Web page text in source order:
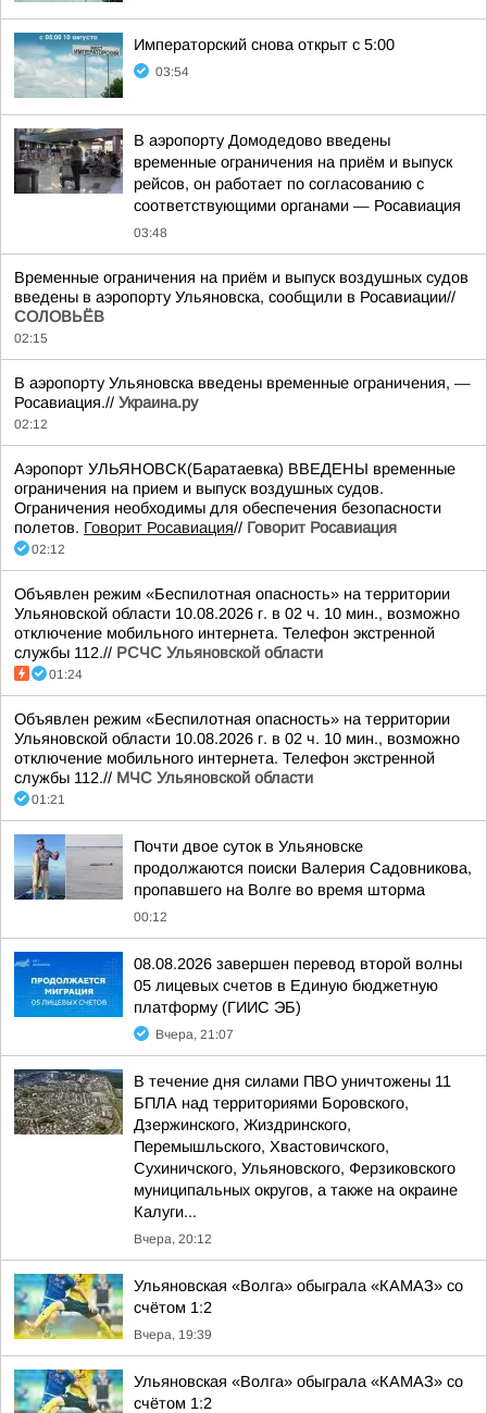
Императорский снова открыт с 5:00
03:54
В аэропорту Домодедово введены
временные ограничения на приём и выпуск
рейсов, он работает по согласованию с
соответствующими органами — Росавиация
03:48
Временные ограничения на приём и выпуск воздушных судов
введены в аэропорту Ульяновска, сообщили в Росавиации//
СОЛОВЬЁВ
02:15
В аэропорту Ульяновска введены временные ограничения, —
Росавиация.// Украина.ру
02:12
Аэропорт УЛЬЯНОВСК(Баратаевка) ВВЕДЕНЫ временные
ограничения на прием и выпуск воздушных судов.
Ограничения необходимы для обеспечения безопасности
полетов. Говорит Росавиация// Говорит Росавиация
02:12
Объявлен режим «Беспилотная опасность» на территории
Ульяновской области 10.08.2026 г. в 02 ч. 10 мин., возможно
отключение мобильного интернета. Телефон экстренной
службы 112.// РСЧС Ульяновской области
01:24
Объявлен режим «Беспилотная опасность» на территории
Ульяновской области 10.08.2026 г. в 02 ч. 10 мин., возможно
отключение мобильного интернета. Телефон экстренной
службы 112.// МЧС Ульяновской области
01:21
Почти двое суток в Ульяновске
продолжаются поиски Валерия Садовникова,
пропавшего на Волге во время шторма
00:12
08.08.2026 завершен перевод второй волны
05 лицевых счетов в Единую бюджетную
платформу (ГИИС ЭБ)
Вчера, 21:07
В течение дня силами ПВО уничтожены 11
БПЛА над территориями Боровского,
Дзержинского, Жиздринского,
Перемышльского, Хвастовичского,
Сухиничского, Ульяновского, Ферзиковского
муниципальных округов, а также на окраине
Калуги...
Вчера, 20:12
Ульяновская «Волга» обыграла «КАМАЗ» со
счётом 1:2
Вчера, 19:39
Ульяновская «Волга» обыграла «КАМАЗ» со
счётом 1:2